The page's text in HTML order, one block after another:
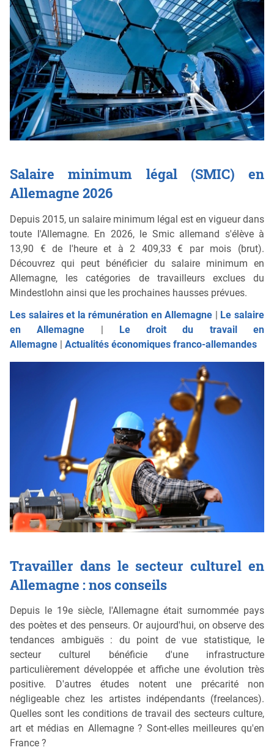
Salaire minimum légal (SMIC) en
Allemagne 2026
Depuis 2015, un salaire minimum légal est en vigueur dans
toute l'Allemagne. En 2026, le Smic allemand s'élève à
13,90 € de l'heure et à 2 409,33 € par mois (brut).
Découvrez qui peut bénéficier du salaire minimum en
Allemagne, les catégories de travailleurs exclues du
Mindestlohn ainsi que les prochaines hausses prévues.
Les salaires et la rémunération en Allemagne | Le salaire
en Allemagne | Le droit du travail en
Allemagne | Actualités économiques franco-allemandes
Travailler dans le secteur culturel en
Allemagne : nos conseils
Depuis le 19e siècle, l'Allemagne était surnommée pays
des poètes et des penseurs. Or aujourd'hui, on observe des
tendances ambiguës : du point de vue statistique, le
secteur culturel bénéficie d'une infrastructure
particulièrement développée et affiche une évolution très
positive. D'autres études notent une précarité non
négligeable chez les artistes indépendants (freelances).
Quelles sont les conditions de travail des secteurs culture,
art et médias en Allemagne ? Sont-elles meilleures qu'en
France ?